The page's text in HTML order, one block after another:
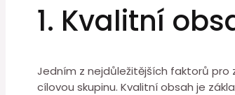
1. Kvalitní
Jedním z nejdůležitějších faktorů pro
cílovou skupinu. Kvalitní obsah je